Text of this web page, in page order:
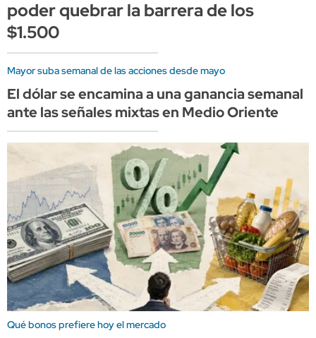
poder quebrar la barrera de los
$1.500
Mayor suba semanal de las acciones desde mayo
El dólar se encamina a una ganancia semanal
ante las señales mixtas en Medio Oriente
Qué bonos prefiere hoy el mercado